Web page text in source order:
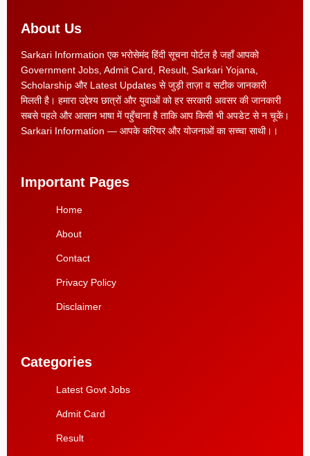
About Us
Sarkari Information एक भरोसेमंद हिंदी सूचना पोर्टल है जहाँ आपको
Government Jobs, Admit Card, Result, Sarkari Yojana,
Scholarship और Latest Updates से जुड़ी ताज़ा व सटीक जानकारी
मिलती है। हमारा उद्देश्य छात्रों और युवाओं को हर सरकारी अवसर की जानकारी
सबसे पहले और आसान भाषा में पहुँचाना है ताकि आप किसी भी अपडेट से न चूकें।
Sarkari Information — आपके करियर और योजनाओं का सच्चा साथी।।
Important Pages
Home
About
Contact
Privacy Policy
Disclaimer
Categories
Latest Govt Jobs
Admit Card
Result